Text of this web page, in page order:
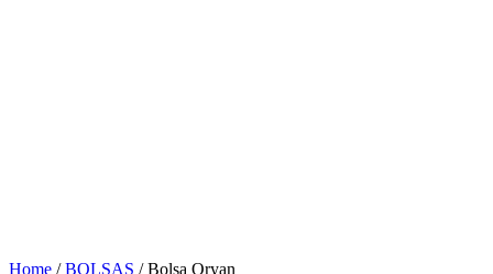
Home /BOLSAS / Bolsa Oryan